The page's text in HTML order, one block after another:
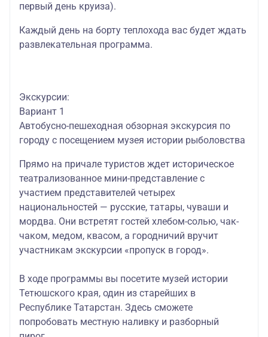
первый день круиза).
Каждый день на борту теплохода вас будет ждать
развлекательная программа.
Экскурсии:
Вариант 1
Автобусно-пешеходная обзорная экскурсия по
городу с посещением музея истории рыболовства
Прямо на причале туристов ждет историческое
театрализованное мини-представление с
участием представителей четырех
национальностей — русские, татары, чуваши и
мордва. Они встретят гостей хлебом-солью, чак-
чаком, медом, квасом, а городничий вручит
участникам экскурсии «пропуск в город».
В ходе программы вы посетите музей истории
Тетюшского края, один из старейших в
Республике Татарстан. Здесь сможете
попробовать местную наливку и разборный